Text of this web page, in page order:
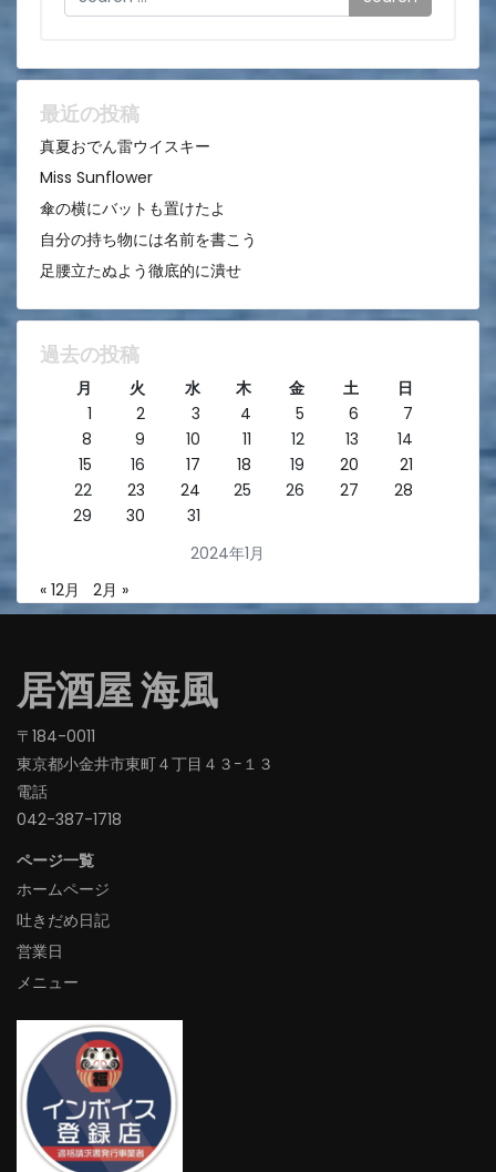
ョ
ン
最近の投稿
真夏おでん雷ウイスキー
Miss Sunflower
傘の横にバットも置けたよ
自分の持ち物には名前を書こう
足腰立たぬよう徹底的に潰せ
過去の投稿
2024年1月
月 火 水 木 金 土
日
1
2 3 4 5 6
7
8
9 10 11 12 13
14
15
16 17 18 19 20
21
22
23 24 25 26 27
28
29
30 31
« 12月 2月 »
居酒屋 海風
〒184-0011
東京都小金井市東町４丁目４３−１３
電話
042-387-1718‬
ページ一覧
ホームページ
吐きだめ日記
営業日
メニュー